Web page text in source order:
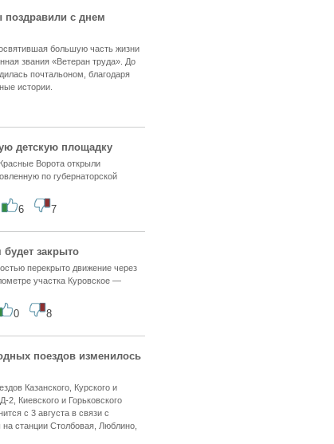
с днем
большую часть жизни
звания «Ветеран труда». До
почтальоном, благодаря
истории.
детскую площадку
Ворота открыли
по губернаторской
6 7
закрыто
перекрыто движение через
участка Куровское —
0 8
поездов изменилось
Казанского, Курского и
Киевского и Горьковского
с 3 августа в связи с
станции Столбовая, Люблино,